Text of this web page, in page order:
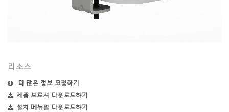
리소스
더 많은 정보 요청하기
제품 브로셔 다운로드하기
설치 메뉴얼 다운로드하기